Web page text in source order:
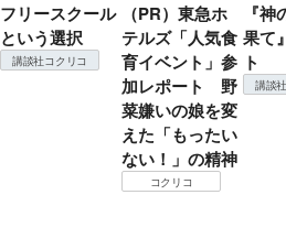
フリースクール
という選択
講談社コクリコ
（PR）東急ホ
テルズ「人気食
育イベント」参
加レポート 野
菜嫌いの娘を変
えた「もったい
ない！」の精神
コクリコ
『
果て
ト
講談